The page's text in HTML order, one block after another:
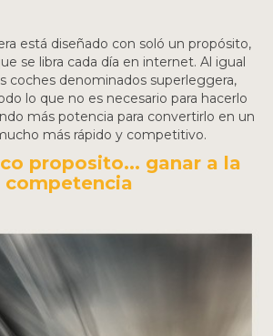
está diseñado con soló un propósito,
se libra cada día en internet. Al igual
coches denominados superleggera,
lo que no es necesario para hacerlo
más potencia para convertirlo en un
más rápido y competitivo.
proposito... ganar a la
competencia